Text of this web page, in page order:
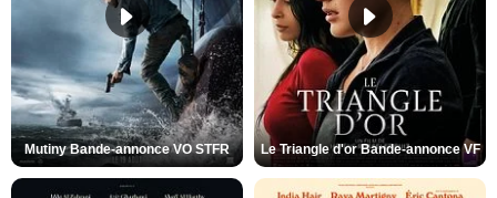
Mutiny Bande-annonce VO STFR Le Triangle d'or Bande-annonce VF